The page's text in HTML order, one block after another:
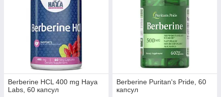
Berberine HCL 400 mg Haya
Labs, 60 капсул
Berberine Puritan's Pride, 60
капсул